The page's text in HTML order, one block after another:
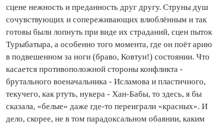
сцене нежность и преданность друг другу. Струны душ
сочувствующих и сопереживающих влюблённым и так
готовы были лопнуть при виде их страданий, сцен пыток
Турыбатыра, а особенно того момента, где он поёт арию
в подвешенном за ноги (браво, Ковтун!) состоянии. Что
касается противоположной стороны конфликта -
брутального военачальника - Исламова и пластичного,
текучего, как ртуть, нукера - Хан‑Бабы, то здесь, я бы
сказала, «белые» даже где‑то переиграли «красных». И
дело, скорее, не в том парадоксальном обаянии, каким